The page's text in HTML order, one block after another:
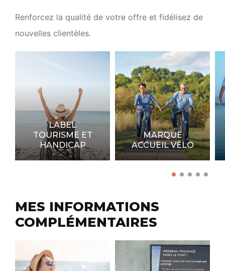
Renforcez la qualité de votre offre et fidélisez de
nouvelles clientèles.
LABEL
TOURISME ET
HANDICAP
MARQUE
ACCUEIL VÉLO
MES INFORMATIONS
COMPLÉMENTAIRES